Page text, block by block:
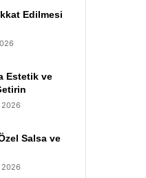
Edilmesi
Estetik ve
2026
Salsa ve
2026